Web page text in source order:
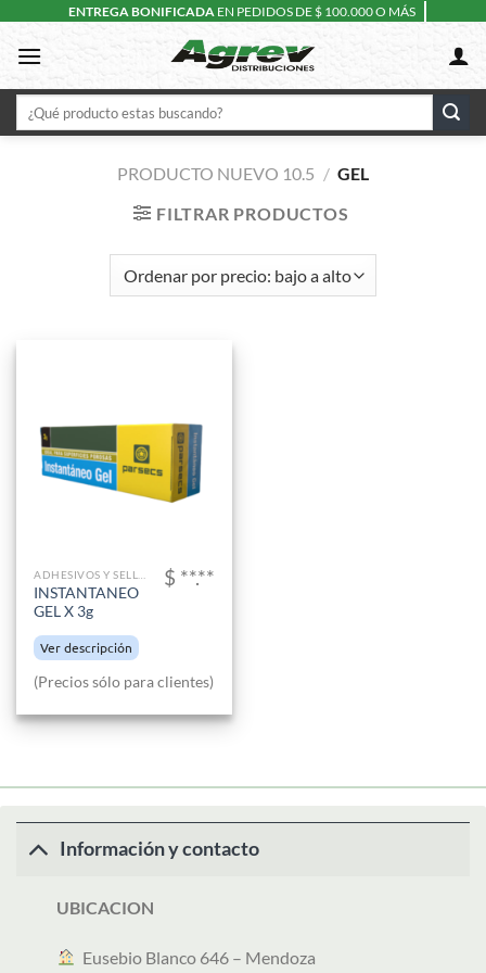
content
ENTREGA BONIFICADA EN PEDIDOS DE $ 100.000 O MÁS
Buscar
por:
PRODUCTO NUEVO 10.5 / GEL
FILTRAR PRODUCTOS
INSTANTANEO
GEL X 3g
Ver descripción
$ **.**
(Precios sólo para clientes)
Información y contacto
UBICACION
︎ Eusebio Blanco 646 – Mendoza